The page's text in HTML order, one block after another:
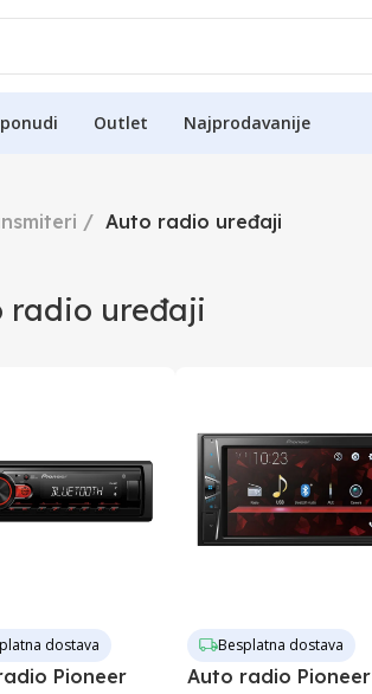
Outlet Najprodavanije
Auto radio uređaji
radio uređaji
dostava
Pioneer
Besplatna dostava
Auto radio Pioneer